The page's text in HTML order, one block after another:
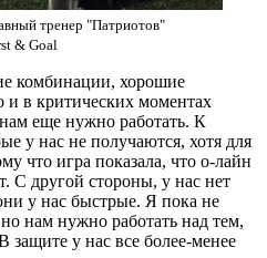
тренер "Патриотов"
& Goal
комбинации, хорошие
в критических моментах
еще нужно работать. К
у нас не получаются, хотя для
что игра показала, что о-лайн
С другой стороны, у нас нет
у нас быстрые. Я пока не
нам нужно работать над тем,
у нас все более-менее